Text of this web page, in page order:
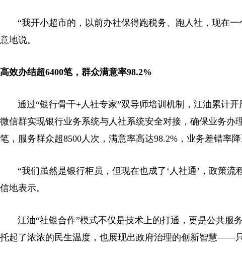
“我开小超市的，以前办社保得跑税务、跑人社，现在
意地说。
高效办结超6400笔，群众满意率98.2%
通过“银行骨干+人社专家”双导师培训机制，江油累计
微信群实现银行业务系统与人社系统安全对接，确保业务办
笔，服务群众超8500人次，满意率高达98.2%，业务差错率
“我们虽然是银行柜员，但现在也成了‘人社通’，政策
信地表示。
江油“社银合作”模式不仅是技术上的打通，更是公共服
托起了浓浓的民生温度，也展现出政府治理的创新智慧——